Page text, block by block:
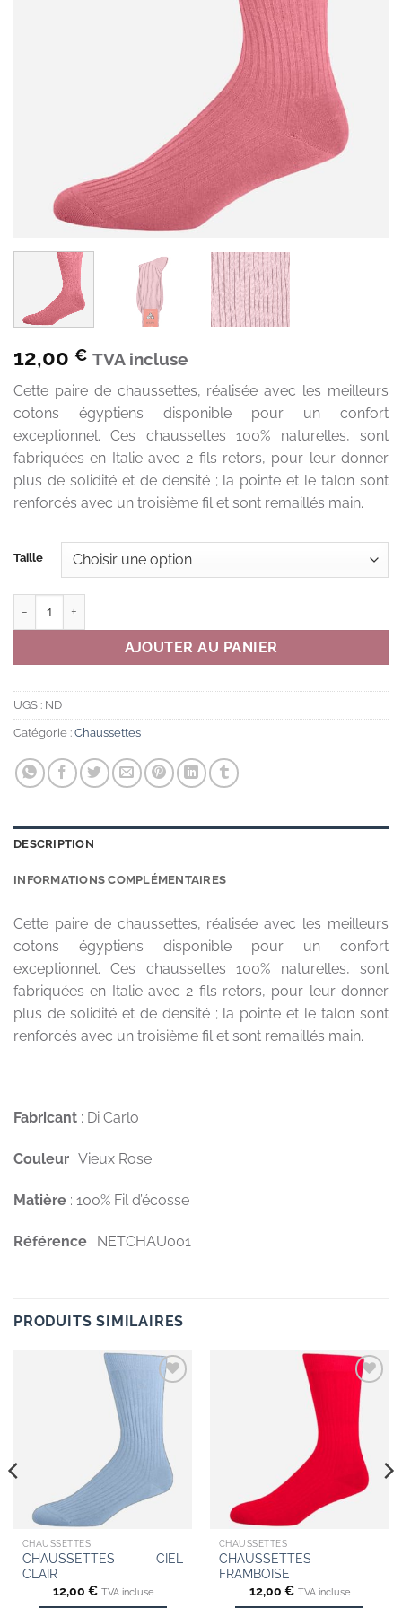
12,00 € TVA incluse
Cette paire de chaussettes, réalisée avec les meilleurs
cotons égyptiens disponible pour un confort
exceptionnel. Ces chaussettes 100% naturelles, sont
fabriquées en Italie avec 2 fils retors, pour leur donner
plus de solidité et de densité ; la pointe et le talon sont
renforcés avec un troisième fil et sont remaillés main.
Taille
AJOUTER AU PANIER
UGS : ND
Catégorie : Chaussettes
DESCRIPTION
INFORMATIONS COMPLÉMENTAIRES
Cette paire de chaussettes, réalisée avec les meilleurs
cotons égyptiens disponible pour un confort
exceptionnel. Ces chaussettes 100% naturelles, sont
fabriquées en Italie avec 2 fils retors, pour leur donner
plus de solidité et de densité ; la pointe et le talon sont
renforcés avec un troisième fil et sont remaillés main.
Fabricant : Di Carlo
Couleur : Vieux Rose
Matière : 100% Fil d’écosse
Référence : NETCHAU001
PRODUITS SIMILAIRES
Add to
CHAUSSETTES
CHAUSSETTES CIEL
CLAIR
12,00 € TVA incluse
Add to
wishlist
CHAUSSETTES
CHAUSSETTES
FRAMBOISE
12,00 € TVA incluse